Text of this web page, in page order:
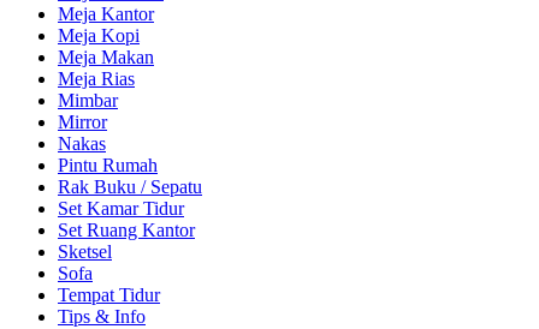
Meja Kantor
Meja Kopi
Meja Makan
Meja Rias
Mimbar
Mirror
Nakas
Pintu Rumah
Rak Buku / Sepatu
Set Kamar Tidur
Set Ruang Kantor
Sketsel
Sofa
Tempat Tidur
Tips & Info